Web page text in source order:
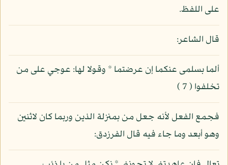
على اللفظ.
قال الشاعر:
ألما بسلمى عنكما إن عرضتما * وقولا لها: عوجي على من
تخلفوا ( 7 )
فجمع الفعل لأنه جعل من بمنزلة الذين وربما كان لاثنين
وهو أبعد وما جاء فيه قال الفرزدق: